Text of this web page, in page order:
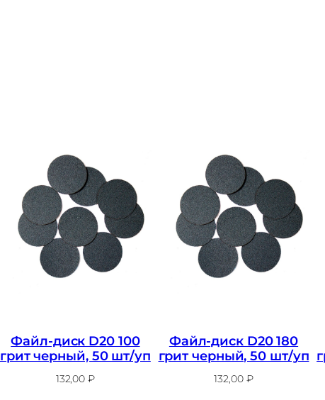
д
и
с
к
s
D
Файл-диск D20 100
грит черный, 50 шт/уп
132,00₽
Файл-диск D20 180
грит черный, 50 шт/уп
132,00 ₽